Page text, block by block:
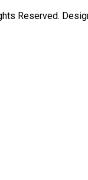
Reserved.